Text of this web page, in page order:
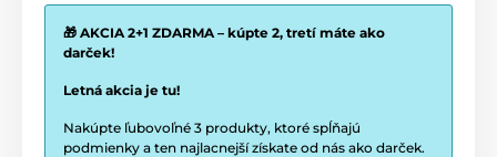
🎁 AKCIA 2+1 ZDARMA – kúpte 2, tretí máte ako
darček!
Letná akcia je tu!
Nakúpte ľubovoľné 3 produkty, ktoré spĺňajú
podmienky a ten najlacnejší získate od nás ako darček.